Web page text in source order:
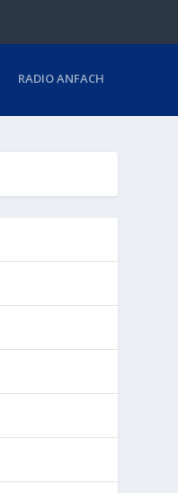
RADIO ANFACH